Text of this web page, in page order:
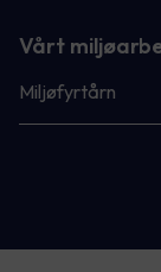
Vårt
Miljøfyrtårn